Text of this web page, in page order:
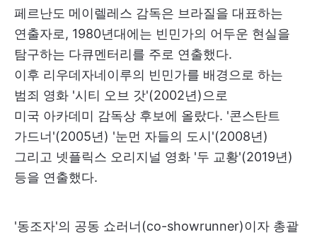
페르난도 메이렐레스 감독은 브라질을 대표하는
연출자로, 1980년대에는 빈민가의 어두운 현실을
탐구하는 다큐멘터리를 주로 연출했다.
이후 리우데자네이루의 빈민가를 배경으로 하는
범죄 영화 '시티 오브 갓'(2002년)으로
미국 아카데미 감독상 후보에 올랐다. '콘스탄트
가드너'(2005년) '눈먼 자들의 도시'(2008년)
그리고 넷플릭스 오리지널 영화 '두 교황'(2019년)
등을 연출했다.
'동조자'의 공동 쇼러너(co-showrunner)이자 총괄